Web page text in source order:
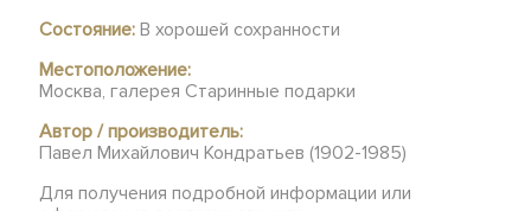
Состояние: В хорошей сохранности
Местоположение:
Москва, галерея Старинные подарки
Автор / производитель:
Павел Михайлович Кондратьев (1902-1985)
Для получения подробной информации или